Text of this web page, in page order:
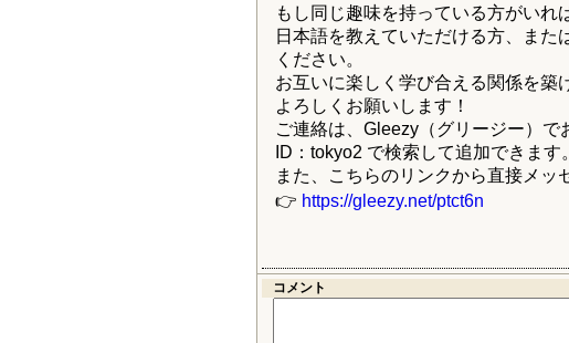
もし同じ趣味を持っている方がいれ
日本語を教えていただける方、ま
ください。
お互いに楽しく学び合える関係を築
よろしくお願いします！
ご連絡は、Gleezy（グリージー）で
ID：tokyo2 で検索して追加できます。
また、こちらのリンクから直接メッ
👉 https://gleezy.net/ptct6n
コメント